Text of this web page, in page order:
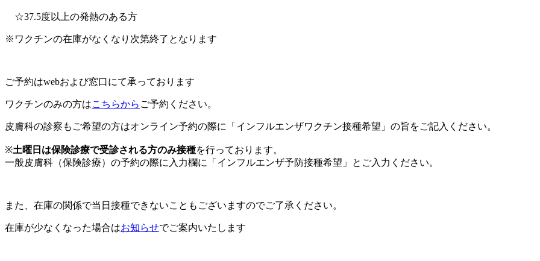
☆37.5度以上の発熱のある方
※ワクチンの在庫がなくなり次第終了となります
ご予約はwebおよび窓口にて承っております
ワクチンのみの方はこちらから ご予約ください。
皮膚科の診察もご希望の方はオンライン予約の際に「インフルエンザワクチン接種希望」の旨をご記入ください。
※土曜日は保険診療で受診される方のみ接種を行っております。
一般皮膚科（保険診療）の予約の際に入力欄に「インフルエンザ予防接種希望」とご入力ください。
また、在庫の関係で当日接種できないこともございますのでご了承ください。
在庫が少なくなった場合はお知らせでご案内いたします